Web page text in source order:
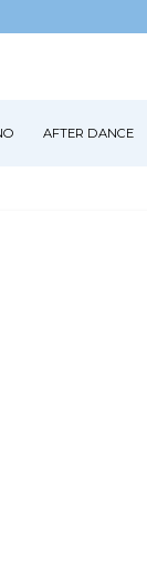
AFTER DANCE